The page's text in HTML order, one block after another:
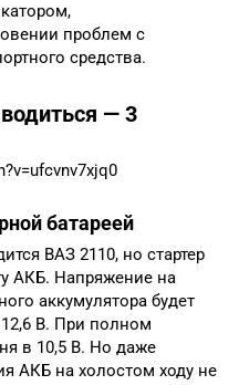
проблем с
средства.
— 3
батареей
ВАЗ 2110, но стартер
АКБ. Напряжение на
аккумулятора будет
В. При полном
в 10,5 В. Но даже
АКБ на холостом ходу не